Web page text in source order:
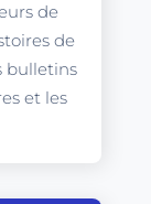
de
de
bulletins
et les